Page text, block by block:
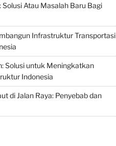
Solusi Atau Masalah Baru Bagi
Infrastruktur Transportasi
Solusi untuk Meningkatkan
Indonesia
di Jalan Raya: Penyebab dan